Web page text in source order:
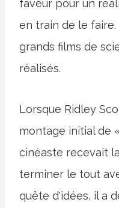
faveur pour un
en train de le
grands films de
réalisés.
Lorsque Ridley
montage initial de
cinéaste recevait
terminer le tout
quête d'idées, il a